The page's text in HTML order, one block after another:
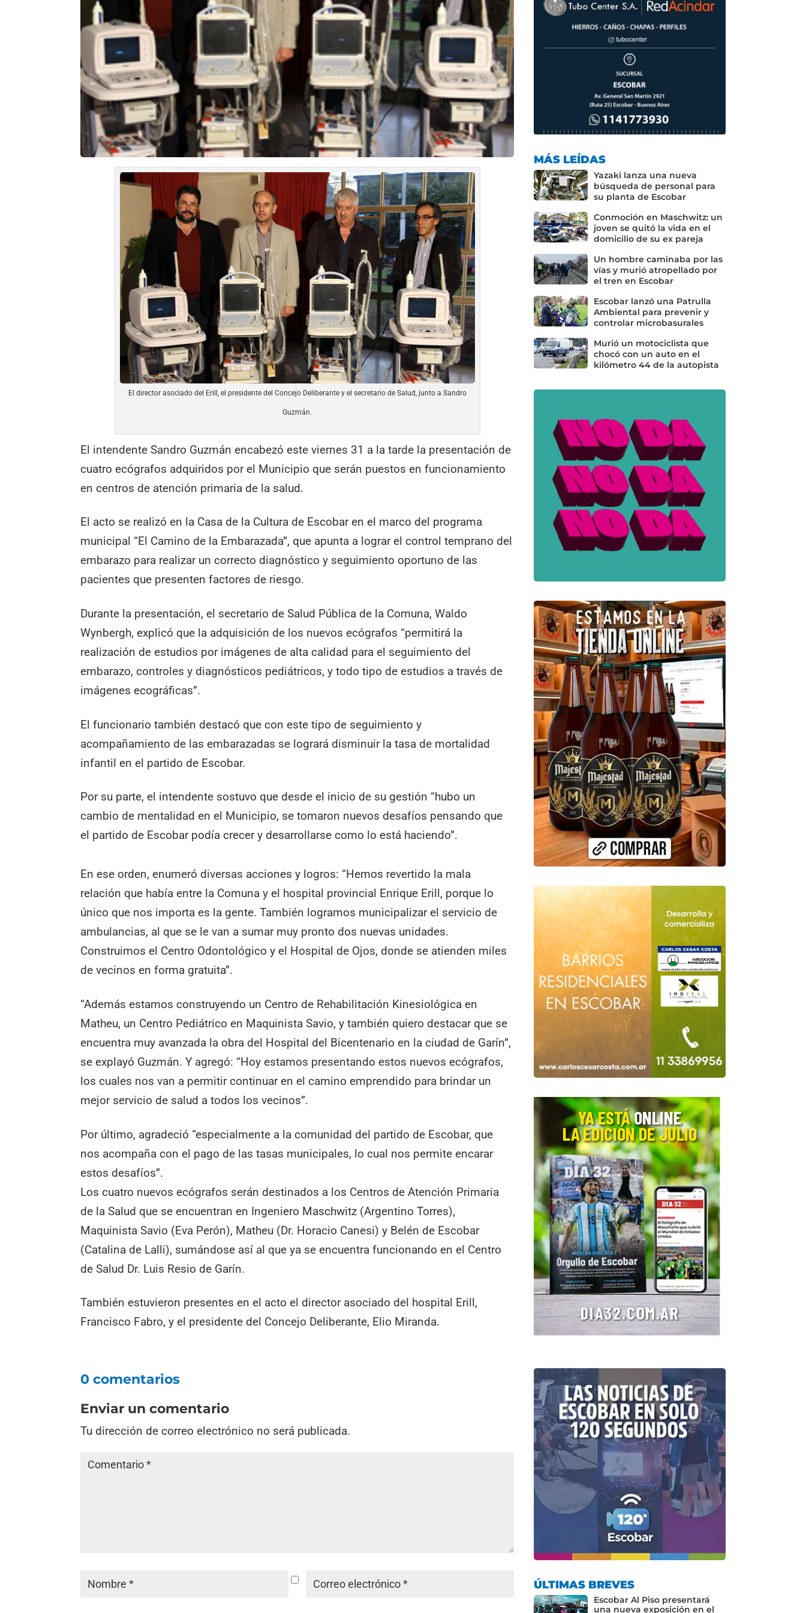
El director asociado del Erill, el presidente del Concejo Deliberante y el secretario de Salud, junto a Sandro
Guzmán.
El intendente Sandro Guzmán encabezó este viernes 31 a la tarde la presentación de
cuatro ecógrafos adquiridos por el Municipio que serán puestos en funcionamiento
en centros de atención primaria de la salud.
El acto se realizó en la Casa de la Cultura de Escobar en el marco del programa
municipal “El Camino de la Embarazada”, que apunta a lograr el control temprano del
embarazo para realizar un correcto diagnóstico y seguimiento oportuno de las
pacientes que presenten factores de riesgo.
Durante la presentación, el secretario de Salud Pública de la Comuna, Waldo
Wynbergh, explicó que la adquisición de los nuevos ecógrafos “permitirá la
realización de estudios por imágenes de alta calidad para el seguimiento del
embarazo, controles y diagnósticos pediátricos, y todo tipo de estudios a través de
imágenes ecográficas”.
El funcionario también destacó que con este tipo de seguimiento y
acompañamiento de las embarazadas se logrará disminuir la tasa de mortalidad
infantil en el partido de Escobar.
Por su parte, el intendente sostuvo que desde el inicio de su gestión “hubo un
cambio de mentalidad en el Municipio, se tomaron nuevos desafíos pensando que
el partido de Escobar podía crecer y desarrollarse como lo está haciendo”.
En ese orden, enumeró diversas acciones y logros: “Hemos revertido la mala
relación que había entre la Comuna y el hospital provincial Enrique Erill, porque lo
único que nos importa es la gente. También logramos municipalizar el servicio de
ambulancias, al que se le van a sumar muy pronto dos nuevas unidades.
Construimos el Centro Odontológico y el Hospital de Ojos, donde se atienden miles
de vecinos en forma gratuita”.
“Además estamos construyendo un Centro de Rehabilitación Kinesiológica en
Matheu, un Centro Pediátrico en Maquinista Savio, y también quiero destacar que se
encuentra muy avanzada la obra del Hospital del Bicentenario en la ciudad de Garín”,
se explayó Guzmán. Y agregó: “Hoy estamos presentando estos nuevos ecógrafos,
los cuales nos van a permitir continuar en el camino emprendido para brindar un
mejor servicio de salud a todos los vecinos”.
Por último, agradeció “especialmente a la comunidad del partido de Escobar, que
nos acompaña con el pago de las tasas municipales, lo cual nos permite encarar
estos desafíos”.
Los cuatro nuevos ecógrafos serán destinados a los Centros de Atención Primaria
de la Salud que se encuentran en Ingeniero Maschwitz (Argentino Torres),
Maquinista Savio (Eva Perón), Matheu (Dr. Horacio Canesi) y Belén de Escobar
(Catalina de Lalli), sumándose así al que ya se encuentra funcionando en el Centro
de Salud Dr. Luis Resio de Garín.
También estuvieron presentes en el acto el director asociado del hospital Erill,
Francisco Fabro, y el presidente del Concejo Deliberante, Elio Miranda.
0 comentarios
Enviar un comentario
Tu dirección de correo electrónico no será publicada.
MÁS LEÍDAS
Yazaki lanza una nueva
búsqueda de personal para
su planta de Escobar
Conmoción en Maschwitz: un
joven se quitó la vida en el
domicilio de su ex pareja
Un hombre caminaba por las
vías y murió atropellado por
el tren en Escobar
Escobar lanzó una Patrulla
Ambiental para prevenir y
controlar microbasurales
Murió un motociclista que
chocó con un auto en el
kilómetro 44 de la autopista
ÚLTIMAS BREVES
Escobar Al Piso presentará
una nueva exposición en el